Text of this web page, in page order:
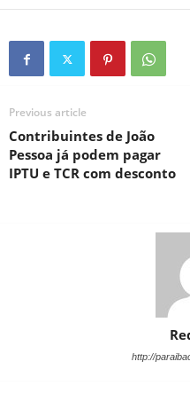
Previous article
Contribuintes de João
Pessoa já podem pagar
IPTU e TCR com desconto
http://